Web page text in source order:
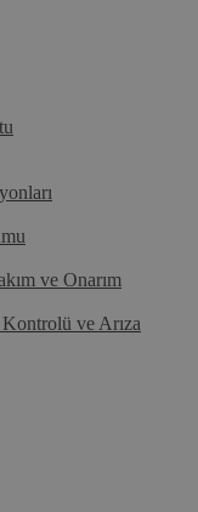
ve Onarım
ve Arıza